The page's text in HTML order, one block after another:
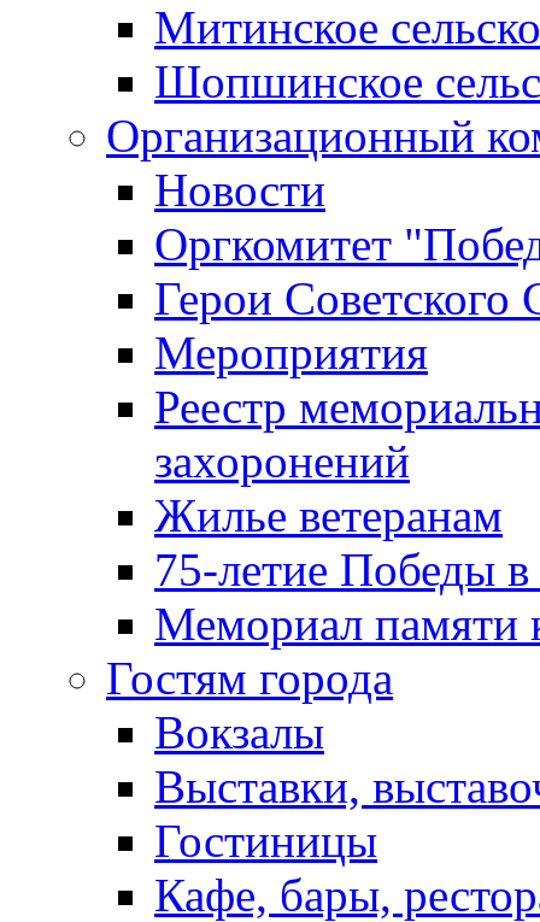
Митинское
Шопшинское
Организационный
Новости
Оргкомитет
Герои Советского
Мероприятия
Реестр
захоронений
Жилье ветеранам
75-летие Победы
Мемориал памяти
Гостям города
Вокзалы
Выставки,
Гостиницы
Кафе, бары,